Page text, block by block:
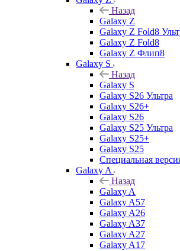
Назад
Galaxy Z
Galaxy Z Fold8
Galaxy Z Fold8
Galaxy Z Флип8
Galaxy S
Назад
Galaxy S
Galaxy S26 Ультра
Galaxy S26+
Galaxy S26
Galaxy S25 Ультра
Galaxy S25+
Galaxy S25
Специальная
Galaxy A
Назад
Galaxy A
Galaxy A57
Galaxy A26
Galaxy A37
Galaxy A27
Galaxy A17